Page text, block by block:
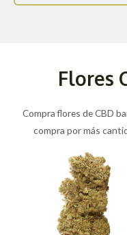
Flores
Compra flores de CBD
compra por más